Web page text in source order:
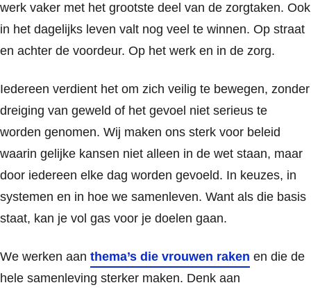
werk vaker met het grootste deel van de zorgtaken. Ook
in het dagelijks leven valt nog veel te winnen. Op straat
en achter de voordeur. Op het werk en in de zorg.
Iedereen verdient het om zich veilig te bewegen, zonder
dreiging van geweld of het gevoel niet serieus te
worden genomen. Wij maken ons sterk voor beleid
waarin gelijke kansen niet alleen in de wet staan, maar
door iedereen elke dag worden gevoeld. In keuzes, in
systemen en in hoe we samenleven. Want als die basis
staat, kan je vol gas voor je doelen gaan.
We werken aan thema’s die vrouwen raken en die de
hele samenleving sterker maken. Denk aan